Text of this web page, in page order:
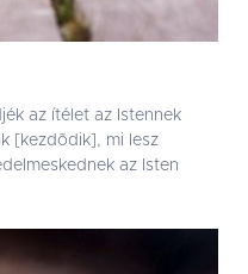
az ítélet az Istennek
[kezdõdik], mi lesz
az Isten